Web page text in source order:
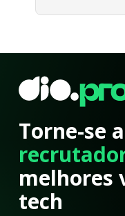
Torne-se
melhores
tech